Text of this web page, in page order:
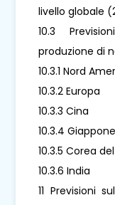
livello globale
10.3
produzione di
10.3.1 Nord
10.3.2 Europa
10.3.3 Cina
10.3.4 Giappone
10.3.5 Corea
10.3.6 India
11 Previsioni